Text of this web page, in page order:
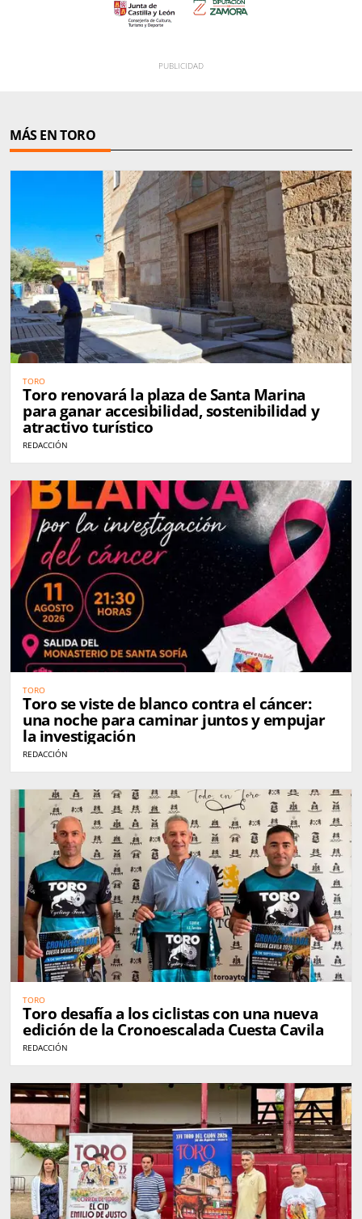
MÁS EN TORO
TORO
Toro renovará la plaza de Santa Marina
para ganar accesibilidad, sostenibilidad y
atractivo turístico
REDACCIÓN
TORO
Toro se viste de blanco contra el cáncer:
una noche para caminar juntos y empujar
la investigación
REDACCIÓN
TORO
Toro desafía a los ciclistas con una nueva
edición de la Cronoescalada Cuesta Cavila
REDACCIÓN